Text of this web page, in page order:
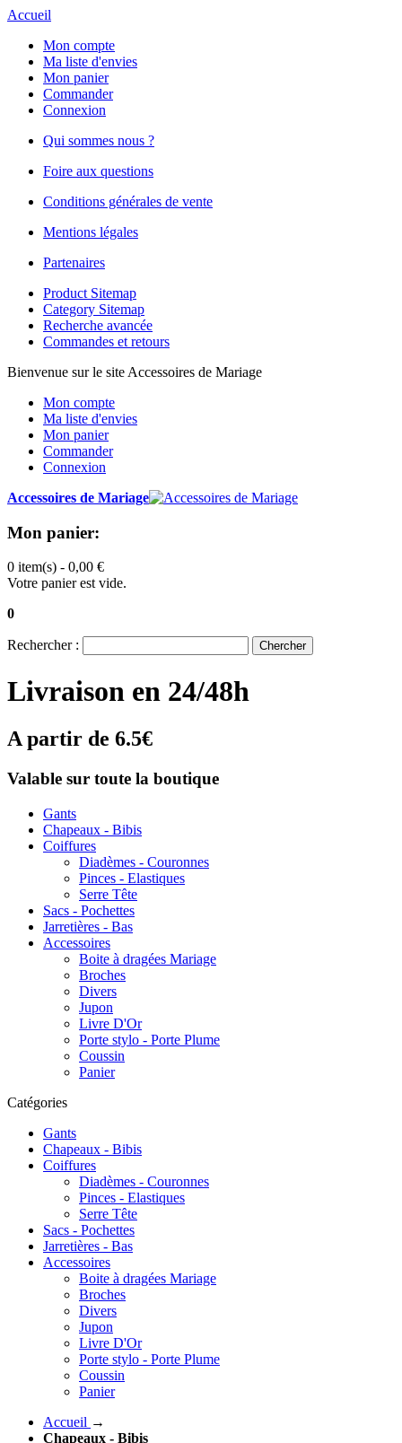
Accueil
Mon compte
Ma liste d'envies
Mon panier
Commander
Connexion
Qui sommes nous ?
Foire aux questions
Conditions générales de vente
Mentions légales
Partenaires
Product Sitemap
Category Sitemap
Recherche avancée
Commandes et retours
Bienvenue sur le site Accessoires de Mariage
Mon compte
Ma liste d'envies
Mon panier
Commander
Connexion
Accessoires de Mariage
Mon panier:
0 item(s) - 0,00 €
Votre panier est vide.
0
Rechercher : Chercher
Livraison en 24/48h
A partir de 6.5€
Valable sur toute la boutique
Gants
Chapeaux - Bibis
Coiffures
Diadèmes - Couronnes
Pinces - Elastiques
Serre Tête
Sacs - Pochettes
Jarretières - Bas
Accessoires
Boite à dragées Mariage
Broches
Divers
Jupon
Livre D'Or
Porte stylo - Porte Plume
Coussin
Panier
Catégories
Gants
Chapeaux - Bibis
Coiffures
Diadèmes - Couronnes
Pinces - Elastiques
Serre Tête
Sacs - Pochettes
Jarretières - Bas
Accessoires
Boite à dragées Mariage
Broches
Divers
Jupon
Livre D'Or
Porte stylo - Porte Plume
Coussin
Panier
Accueil →
Chapeaux - Bibis